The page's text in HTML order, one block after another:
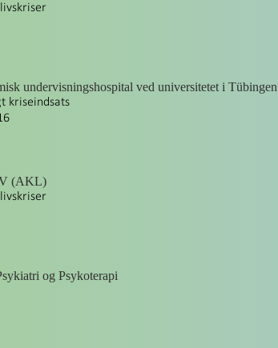
undervisningshospital ved universitetet i Tübingen
kriseindsats
(AKL)
og Psykoterapi